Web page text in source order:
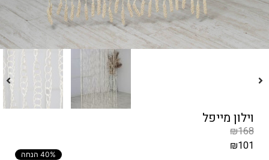
וילון מייפל
₪168
₪101
40% הנחה